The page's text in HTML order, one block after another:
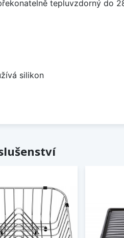
tepluvzdorný do
silikon